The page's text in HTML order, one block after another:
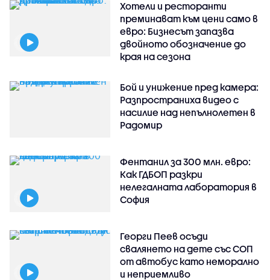
Хотели и ресторанти
преминават към цени само в
евро: Бизнесът запазва
двойното обозначение до
края на сезона
Бой и унижение пред камера:
Разпространиха видео с
насилие над непълнолетен в
Радомир
Фентанил за 300 млн. евро:
Как ГДБОП разкри
нелегалната лаборатория в
София
Георги Пеев осъди
свалянето на дете със СОП
от автобус като неморално
и неприемливо